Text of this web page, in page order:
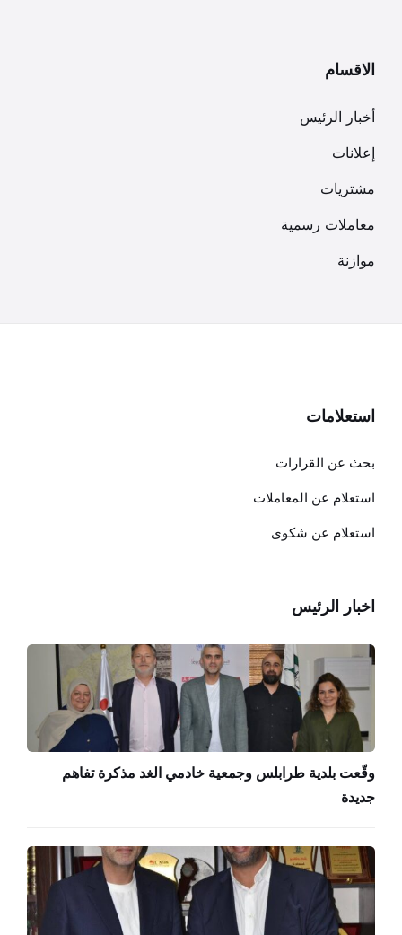
الاقسام
أخبار الرئيس
إعلانات
مشتريات
معاملات رسمية
موازنة
استعلامات
بحث عن القرارات
استعلام عن المعاملات
استعلام عن شكوى
اخبار الرئيس
وقّعت بلدية طرابلس وجمعية خادمي الغد مذكرة تفاهم
جديدة